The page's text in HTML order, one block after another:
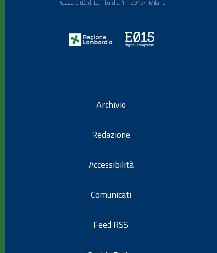
Piazza Città di Lombardia 1 - 20124 Milano
Archivio
Redazione
Accessibilità
Comunicati
Feed RSS